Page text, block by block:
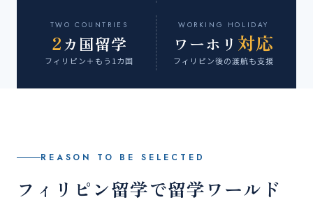
TWO COUNTRIES
2カ国留学
フィリピン＋もう1カ国
WORKING HOLIDAY
ワーホリ 対応
フィリピン後の渡航も支援
REASON TO BE SELECTED
フィリピン留学で留学ワールド